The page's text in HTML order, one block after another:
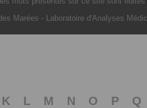
Marées - Laboratoire d'Analyses
K L M N O P Q